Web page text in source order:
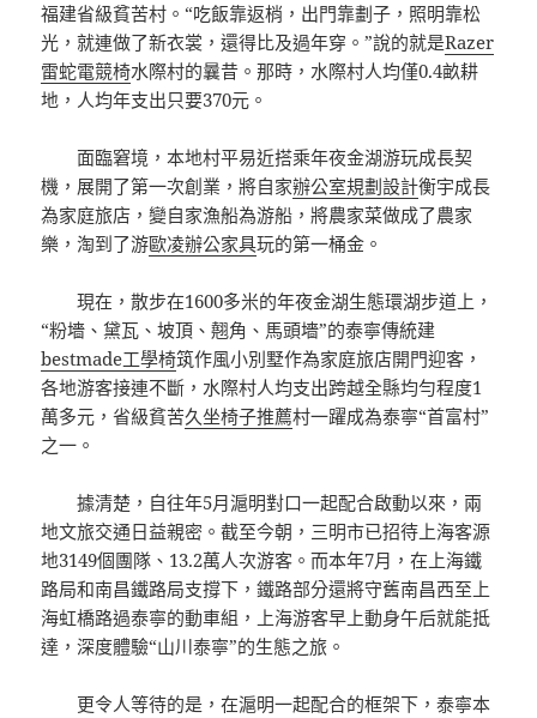
福建省級貧苦村。“吃飯靠返梢，出門靠劃子，照明靠松
光，就連做了新衣裳，還得比及過年穿。”說的就是Razer
雷蛇電競椅水際村的曩昔。那時，水際村人均僅0.4畝耕
地，人均年支出只要370元。
面臨窘境，本地村平易近搭乘年夜金湖游玩成長契
機，展開了第一次創業，將自家辦公室規劃設計衡宇成長
為家庭旅店，變自家漁船為游船，將農家菜做成了農家
樂，淘到了游歐凌辦公家具玩的第一桶金。
現在，散步在1600多米的年夜金湖生態環湖步道上，
“粉墻、黛瓦、坡頂、翹角、馬頭墻”的泰寧傳統建
bestmade工學椅筑作風小別墅作為家庭旅店開門迎客，
各地游客接連不斷，水際村人均支出跨越全縣均勻程度1
萬多元，省級貧苦久坐椅子推薦村一躍成為泰寧“首富村”
之一。
據清楚，自往年5月滬明對口一起配合啟動以來，兩
地文旅交通日益親密。截至今朝，三明市已招待上海客源
地3149個團隊、13.2萬人次游客。而本年7月，在上海鐵
路局和南昌鐵路局支撐下，鐵路部分還將守舊南昌西至上
海虹橋路過泰寧的動車組，上海游客早上動身午后就能抵
達，深度體驗“山川泰寧”的生態之旅。
更令人等待的是，在滬明一起配合的框架下，泰寧本